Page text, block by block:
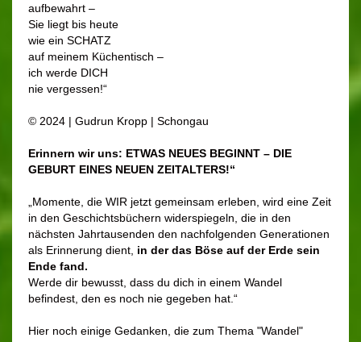
aufbewahrt –
Sie liegt bis heute
wie ein SCHATZ
auf meinem Küchentisch –
ich werde DICH
nie vergessen!“
© 2024 | Gudrun Kropp | Schongau
Erinnern wir uns: ETWAS NEUES BEGINNT – DIE
GEBURT EINES NEUEN ZEITALTERS!“
„Momente, die WIR jetzt gemeinsam erleben, wird eine Zeit
in den Geschichtsbüchern widerspiegeln, die in den
nächsten Jahrtausenden den nachfolgenden Generationen
als Erinnerung dient, in der das Böse auf der Erde sein
Ende fand.
Werde dir bewusst, dass du dich in einem Wandel
befindest, den es noch nie gegeben hat.“
Hier noch einige Gedanken, die zum Thema "Wandel"